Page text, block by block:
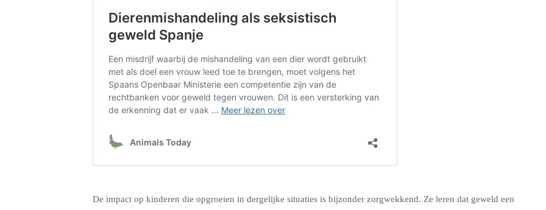
De impact op kinderen die opgroeien in dergelijke situaties is bijzonder zorgwekkend. Ze leren dat geweld een